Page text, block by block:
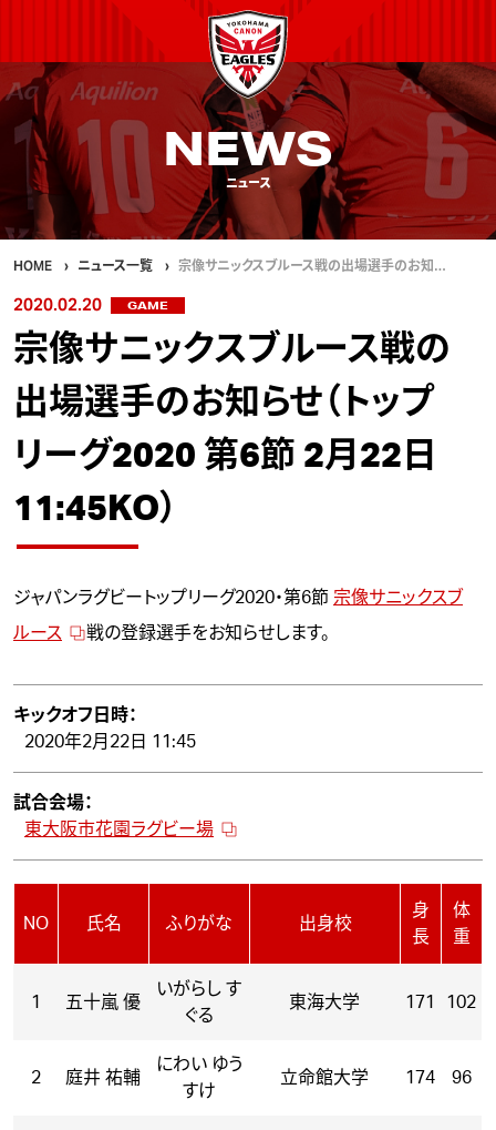
NEWS
ニュース
HOME ニュース一覧 宗像サニックスブルース戦の出場選手のお知…
2020.02.20 GAME
宗像サニックスブルース戦の
出場選手のお知らせ（トップ
リーグ2020 第6節 2月22日
11:45KO）
ジャパンラグビートップリーグ2020・第6節 宗像サニックスブ
ルース
戦の登録選手をお知らせします。
キックオフ日時：
2020年2月22日 11:45
試合会場：
東大阪市花園ラグビー場
NO 氏名 ふりがな 出身校
身
長
体
重
1 五十嵐 優
いがらし す
ぐる
東海大学 171 102
2 庭井 祐輔
にわい ゆう
すけ
立命館大学 174 96